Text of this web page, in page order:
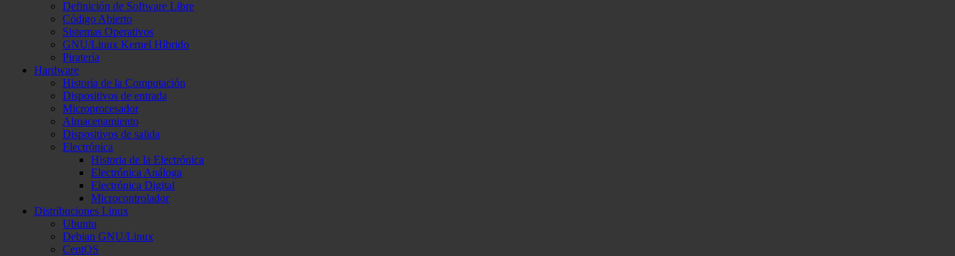
Definición de Software Libre
Código Abierto
Sistemas Operativos
GNU/Linux Kernel Híbrido
Piratería
Hardware
Historia de la Computación
Dispositivos de entrada
Microprocesador
Almacenamiento
Dispositivos de salida
Electrónica
Historia de la Electrónica
Electrónica Análoga
Electrónica Digital
Microcontrolador
Distribuciones Linux
Ubuntu
Debian GNU/Linux
CentOS